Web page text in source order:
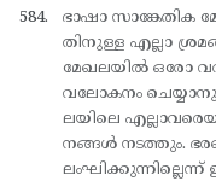
ഭാഷാ സാങ്കേതിക
തിനുള്ള എല്ലാ
മേഖലയില്‍ ഒരോ
വലോകനം
ലയിലെ
നങ്ങള്‍ നടത്തും.